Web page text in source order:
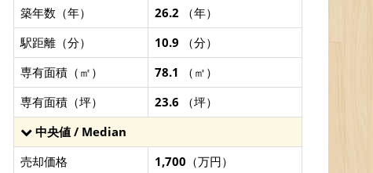
築年数（年）
26.2 （年）
駅距離（分）
10.9 （分）
専有面積（㎡）
78.1 （㎡）
専有面積（坪）
23.6 （坪）
中央値 / Median
売却価格
1,700 （万円）